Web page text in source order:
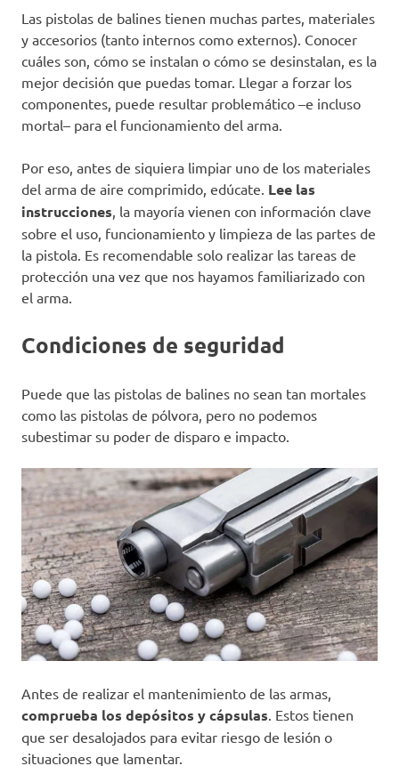
Las pistolas de balines tienen muchas partes, materiales
y accesorios (tanto internos como externos). Conocer
cuáles son, cómo se instalan o cómo se desinstalan, es la
mejor decisión que puedas tomar. Llegar a forzar los
componentes, puede resultar problemático –e incluso
mortal– para el funcionamiento del arma.
Por eso, antes de siquiera limpiar uno de los materiales
del arma de aire comprimido, edúcate. Lee las
instrucciones , la mayoría vienen con información clave
sobre el uso, funcionamiento y limpieza de las partes de
la pistola. Es recomendable solo realizar las tareas de
protección una vez que nos hayamos familiarizado con
el arma.
Condiciones de seguridad
Puede que las pistolas de balines no sean tan mortales
como las pistolas de pólvora, pero no podemos
subestimar su poder de disparo e impacto.
Antes de realizar el mantenimiento de las armas,
comprueba los depósitos y cápsulas . Estos tienen
que ser desalojados para evitar riesgo de lesión o
situaciones que lamentar.